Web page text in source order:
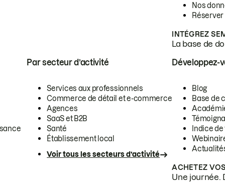
Nos
INTÉGREZ
La base de
Par secteur d’activité
Services aux professionnels
Commerce de détail et e-commerce
Agences
SaaS et B2B
Santé
Établissement local
Voir tous les secteurs d’activité
Développez-
Blog
Base de
Indice
ACHETEZ
Une journée.